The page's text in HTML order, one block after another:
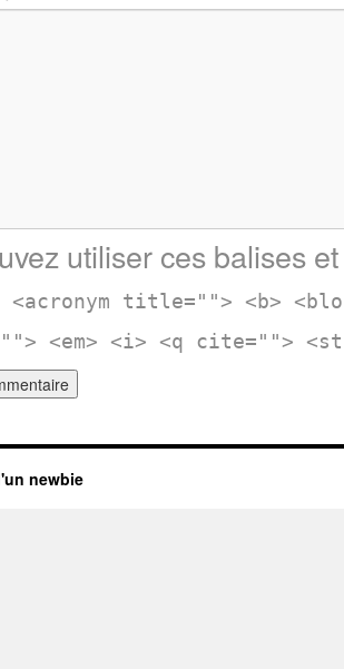
utiliser ces balises
title=""> <b>
<em> <i> <q cite="">
newbie